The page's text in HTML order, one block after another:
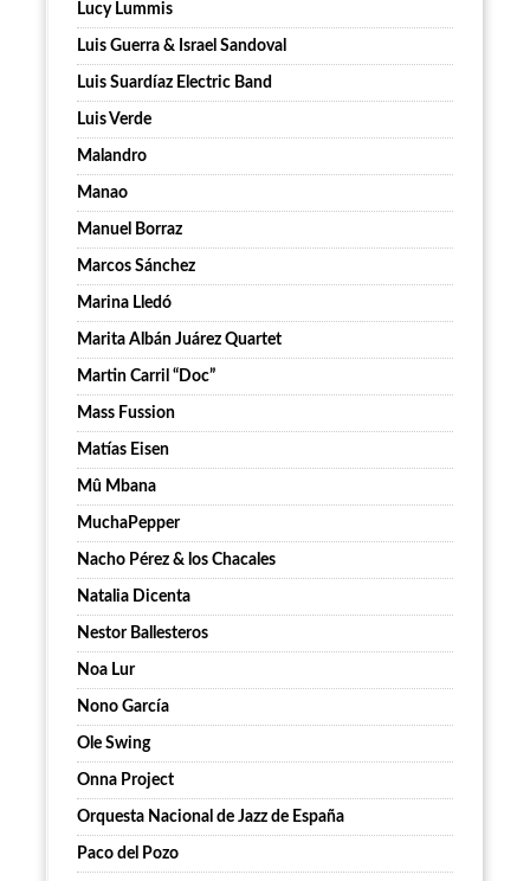
Lucy Lummis
Luis Guerra & Israel Sandoval
Luis Suardíaz Electric Band
Luis Verde
Malandro
Manao
Manuel Borraz
Marcos Sánchez
Marina Lledó
Marita Albán Juárez Quartet
Martin Carril “Doc”
Mass Fussion
Matías Eisen
Mû Mbana
MuchaPepper
Nacho Pérez & los Chacales
Natalia Dicenta
Nestor Ballesteros
Noa Lur
Nono García
Ole Swing
Onna Project
Orquesta Nacional de Jazz de España
Paco del Pozo